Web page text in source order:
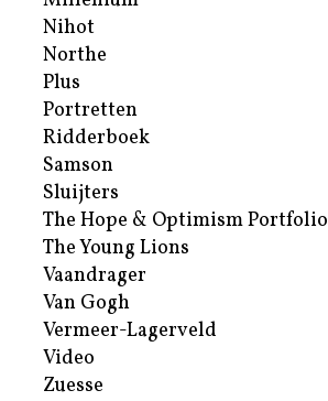
Nihot
Northe
Plus
Portretten
Ridderboek
Samson
Sluijters
The Hope & Optimism Portfolio
The Young Lions
Vaandrager
Van Gogh
Vermeer-Lagerveld
Video
Zuesse